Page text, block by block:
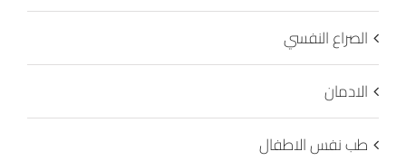
الصراع النفسي
الادمان
طب نفس الاطفال